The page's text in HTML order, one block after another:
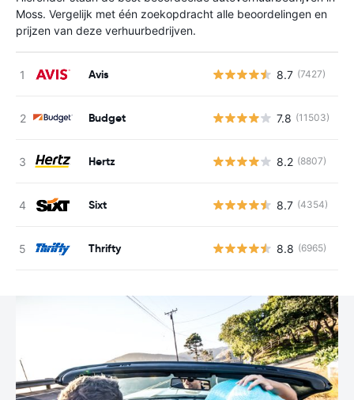
Moss. Vergelijk met één zoekopdracht alle beoordelingen en
prijzen van deze verhuurbedrijven.
Avis 8.7 (7427)
Budget 7.8 (11503)
Hertz 8.2 (8807)
Sixt 8.7 (4354)
Thrifty 8.8 (6965)